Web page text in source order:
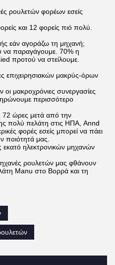
ρουλετών φορέων εσείς
και 12 φορείς πιό πολύ.
εάν αγοράζω τη μηχανή;
να παραγάγουμε. 70% η
προτού να στείλουμε.
επιχειρησιακών μακρύς-όρων
μακροχρόνιες συνεργασίες
περισσότερο
72 ώρες μετά από την
πολύ πελάτη στις ΗΠΑ, Annd
φορές εσείς μπορεί να πάει
ποιότητά μας.
εκατό ηλεκτρονικών μηχανών
ρουλετών μας φθάνουν
Manu στο Βορρά και τη